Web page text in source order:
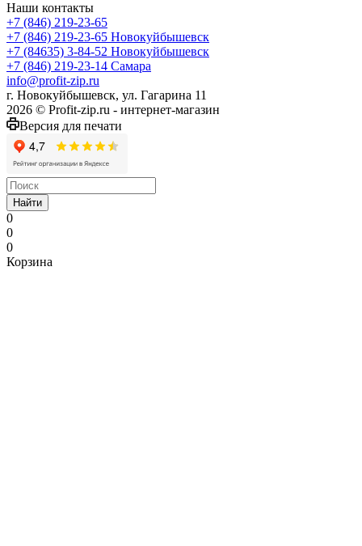
Наши контакты
+7 (846) 219-23-65
+7 (846) 219-23-65 Новокуйбышевск
+7 (84635) 3-84-52 Новокуйбышевск
+7 (846) 219-23-14 Самара
info@profit-zip.ru
г. Новокуйбышевск, ул. Гагарина 11
2026 © Profit-zip.ru - интернет-магазин
Версия для печати
Найти
0
0
0
Корзина